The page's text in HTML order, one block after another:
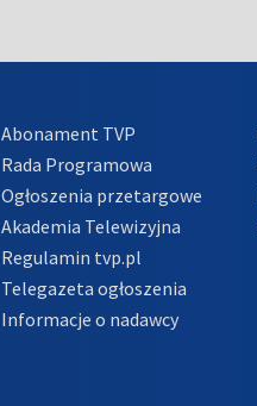
Abonament TVP
Rada Programowa
Ogłoszenia przetargowe
Akademia Telewizyjna
Regulamin tvp.pl
Telegazeta ogłoszenia
Informacje o nadawcy